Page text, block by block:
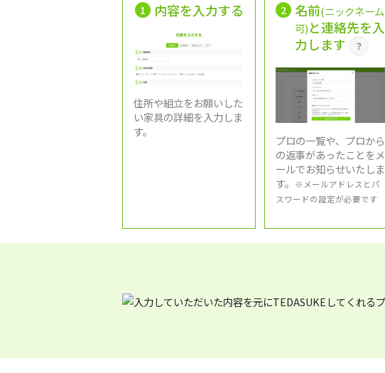
1 内容を入力する
住所や組立をお願いした
い家具の詳細を入力しま
す。
2 名前(ニックネーム
可)と連絡先を入
力します
？
プロの一覧や、プロから
の返事があったことをメ
ールでお知らせいたしま
す。
※メールアドレスとパ
スワードの設定が必要です